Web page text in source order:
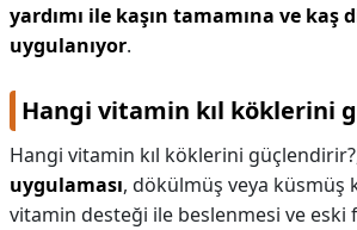
yardımı ile kaşın tamamına ve kaş
uygulanıyor.
Hangi vitamin kıl köklerini
Hangi vitamin kıl köklerini
uygulaması, dökülmüş veya küsmüş
vitamin desteği ile beslenmesi ve